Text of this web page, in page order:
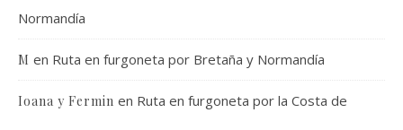
Normandía
M en Ruta en furgoneta por Bretaña y Normandía
Ioana y Fermin en Ruta en furgoneta por la Costa de